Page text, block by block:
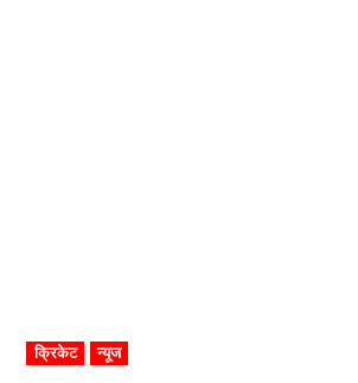
POSTED
IN
क्रिकेट न्यूज